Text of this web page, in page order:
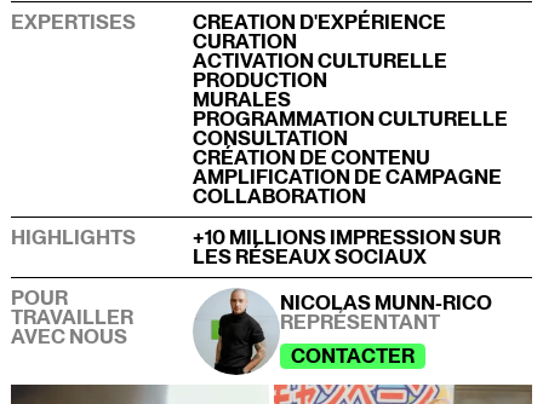
EXPERTISES
CREATION D'EXPÉRIENCE
CURATION
ACTIVATION CULTURELLE
PRODUCTION
MURALES
PROGRAMMATION CULTURELLE
CONSULTATION
CRÉATION DE CONTENU
AMPLIFICATION DE CAMPAGNE
COLLABORATION
HIGHLIGHTS
+10 MILLIONS IMPRESSION SUR
LES RÉSEAUX SOCIAUX
POUR
TRAVAILLER
AVEC NOUS
NICOLAS MUNN-RICO
REPRÉSENTANT
CONTACTER